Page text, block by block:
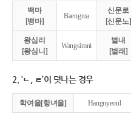
백마
[뱅마]
Baengma
신문로
[신문노]
왕십리
[왕심니]
Wangsimni
별내
[별래]
2. ‘ㄴ, ㄹ’이 덧나는 경우
학여울[항녀울] Hangnyeoul